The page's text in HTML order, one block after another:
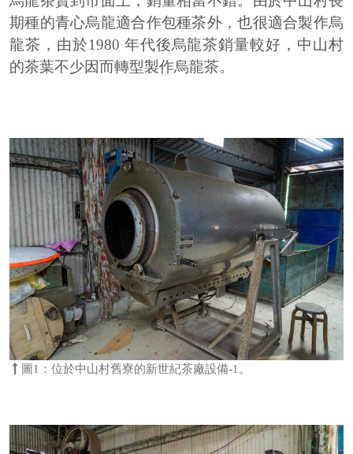
期種的青心烏龍適合作包種茶外，也很適合製作烏
龍茶，由於1980 年代後烏龍茶銷量較好，中山村
的茶葉不少因而轉型製作烏龍茶。
圖1：位於中山村舊寮的新世紀茶廠設備-1。